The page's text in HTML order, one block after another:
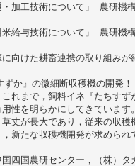
加工技術について」 農研機
給与技術について」 農研機
向けた耕畜連携の取り組みが
か』の微細断収穫機の開発！
れまで，飼料イネ『たちすず
性を明らかにしてきています。
草丈が長大であり，従来の収穫
新たな収穫機開発が求められ
四国農研センター，（株）タ